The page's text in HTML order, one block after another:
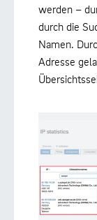
werden –
durch die
Namen.
Adresse